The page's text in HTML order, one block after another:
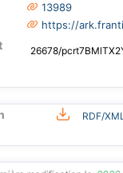
13989
https://
26678/
RDF/XML